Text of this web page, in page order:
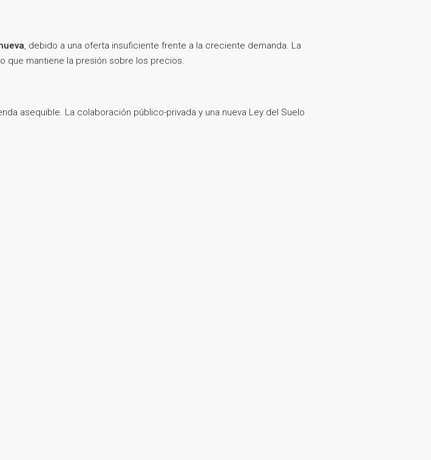
, debido a una oferta insuficiente frente a la creciente demanda. La
que mantiene la presión sobre los precios.
asequible. La colaboración público-privada y una nueva Ley del Suelo